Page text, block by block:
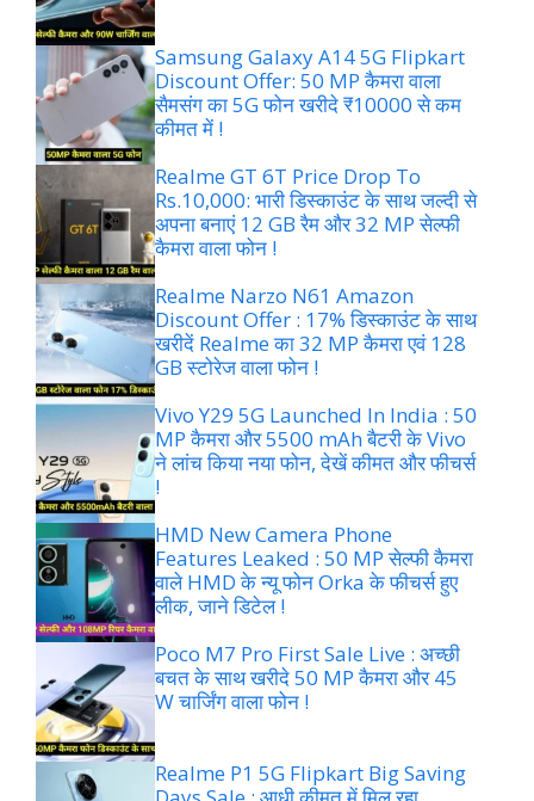
Samsung Galaxy A14 5G Flipkart
Discount Offer: 50 MP कैमरा वाला
सैमसंग का 5G फोन खरीदे ₹10000 से कम
कीमत में !
Realme GT 6T Price Drop To
Rs.10,000: भारी डिस्काउंट के साथ जल्दी से
अपना बनाएं 12 GB रैम और 32 MP सेल्फी
कैमरा वाला फोन !
Realme Narzo N61 Amazon
Discount Offer : 17% डिस्काउंट के साथ
खरीदें Realme का 32 MP कैमरा एवं 128
GB स्टोरेज वाला फोन !
Vivo Y29 5G Launched In India : 50
MP कैमरा और 5500 mAh बैटरी के Vivo
ने लांच किया नया फोन, देखें कीमत और फीचर्स
!
HMD New Camera Phone
Features Leaked : 50 MP सेल्फी कैमरा
वाले HMD के न्यू फोन Orka के फीचर्स हुए
लीक, जाने डिटेल !
Poco M7 Pro First Sale Live : अच्छी
बचत के साथ खरीदे 50 MP कैमरा और 45
W चार्जिंग वाला फोन !
Realme P1 5G Flipkart Big Saving